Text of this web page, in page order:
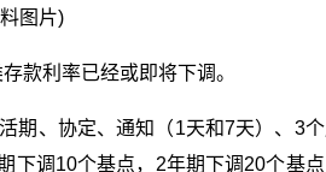
图片)
款利率已经或即将下调。
期、协定、通知（1天和7天）、3
下调10个基点，2年期下调20个基